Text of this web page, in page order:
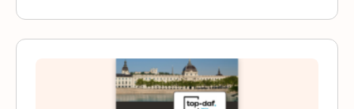
Top DAF Lyon